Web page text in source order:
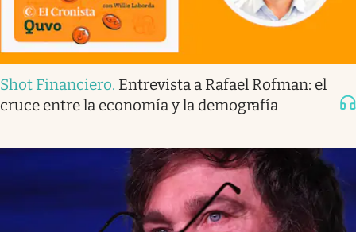
Shot Financiero. Entrevista a Rafael Rofman: el
cruce entre la economía y la demografía